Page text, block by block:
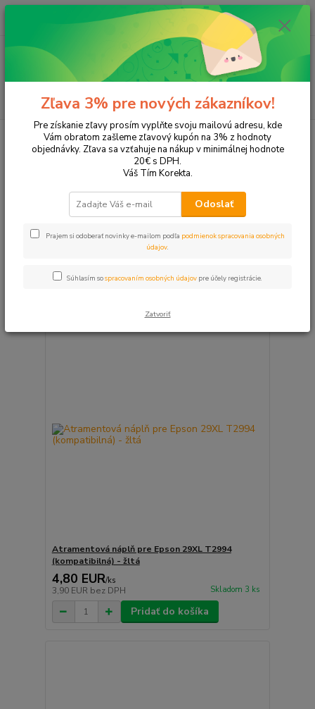
Hľadať
ks
za 0,00 EUR
Tonery a náplne do tlačiarní EPSON Expression Home XP-335
Expression Home XP-335
Upresniť parametre
Najdrahšie
Zobrazujem 1-8 z 8
Atramentová náplň pre Epson 29XL T2994
(kompatibilná) - žltá
4,80 EUR/ks
3,90 EUR bez DPH Skladom 3 ks
Pridať do košíka
Zľava 3% pre nových zákazníkov!
Pre získanie zľavy prosím vyplňte svoju mailovú adresu, kde
Vám obratom zašleme zľavový kupón na 3% z hodnoty
objednávky. Zľava sa vzťahuje na nákup v minimálnej hodnote
20€ s DPH.
Váš Tím Korekta.
Odoslať
Prajem si odoberať novinky e-mailom podľa podmienok spracovania osobných
údajov.
Súhlasím sospracovaním osobných údajov pre účely registrácie.
Zatvoriť